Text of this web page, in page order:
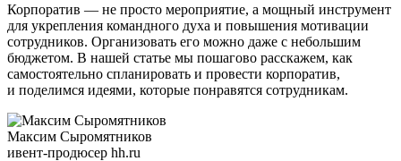
Корпоратив — не просто мероприятие, а мощный инструмент
для укрепления командного духа и повышения мотивации
сотрудников. Организовать его можно даже с небольшим
бюджетом. В нашей статье мы пошагово расскажем, как
самостоятельно спланировать и провести корпоратив,
и поделимся идеями, которые понравятся сотрудникам.
Максим Сыромятников
ивент-продюсер hh.ru